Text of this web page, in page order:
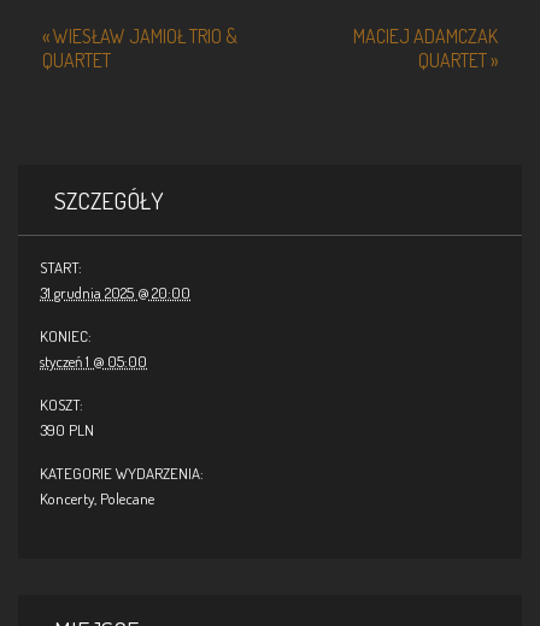
Event
Navigation
«WIESŁAW JAMIOŁ TRIO &
QUARTET
MACIEJ ADAMCZAK
QUARTET»
SZCZEGÓŁY
START:
31 grudnia 2025 @ 20:00
KONIEC:
styczeń 1 @ 05:00
KOSZT:
390 PLN
KATEGORIE WYDARZENIA:
Koncerty, Polecane